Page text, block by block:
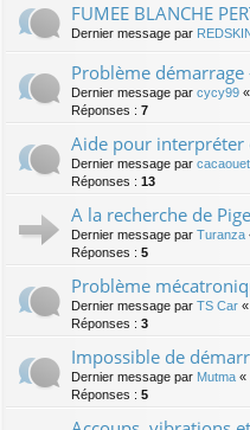
FUMEE BLANCHE
Dernier message par
Problème
Dernier message par cycy99 «
Réponses : 7
Aide pour interpréter
Dernier message par
Réponses : 13
A la recherche de
Dernier message par Turanza
Réponses : 5
Problème
Dernier message par TS Car «
Réponses : 3
Impossible de
Dernier message par Mutma «
Réponses : 5